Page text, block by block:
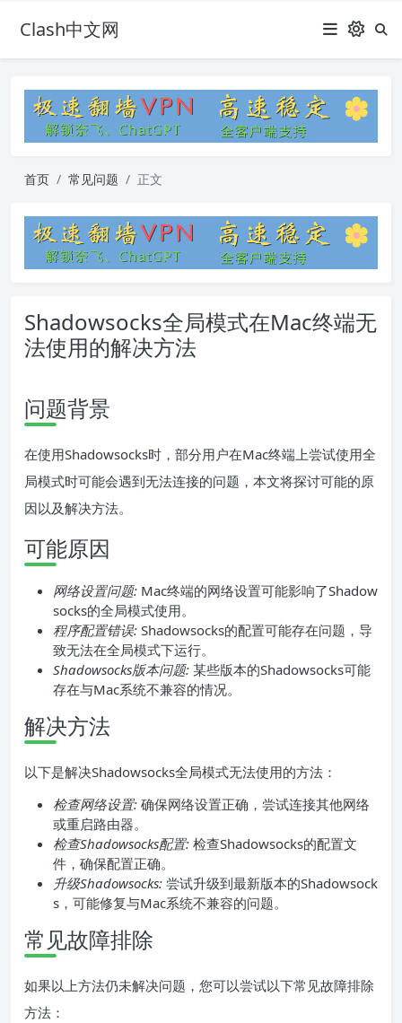
Clash中文网
首页 常见问题 正文
Shadowsocks全局模式在Mac终端无
法使用的解决方法
问题背景
在使用Shadowsocks时，部分用户在Mac终端上尝试使用全
局模式时可能会遇到无法连接的问题，本文将探讨可能的原
因以及解决方法。
可能原因
网络设置问题: Mac终端的网络设置可能影响了Shadow
socks的全局模式使用。
程序配置错误: Shadowsocks的配置可能存在问题，导
致无法在全局模式下运行。
Shadowsocks版本问题: 某些版本的Shadowsocks可能
存在与Mac系统不兼容的情况。
解决方法
以下是解决Shadowsocks全局模式无法使用的方法：
检查网络设置: 确保网络设置正确，尝试连接其他网络
或重启路由器。
检查Shadowsocks配置: 检查Shadowsocks的配置文
件，确保配置正确。
升级Shadowsocks: 尝试升级到最新版本的Shadowsock
s，可能修复与Mac系统不兼容的问题。
常见故障排除
如果以上方法仍未解决问题，您可以尝试以下常见故障排除
方法：